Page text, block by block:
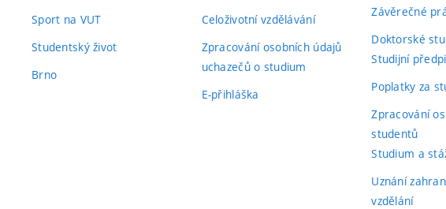
Sport na VUT
Studentský život
Brno
Celoživotní vzdělávání
Zpracování osobních údajů
uchazečů o studium
E-přihláška
Závěrečné
Doktorské
Studijní
Poplatky za
Zpracování
studentů
Studium a
Uznání
vzdělání